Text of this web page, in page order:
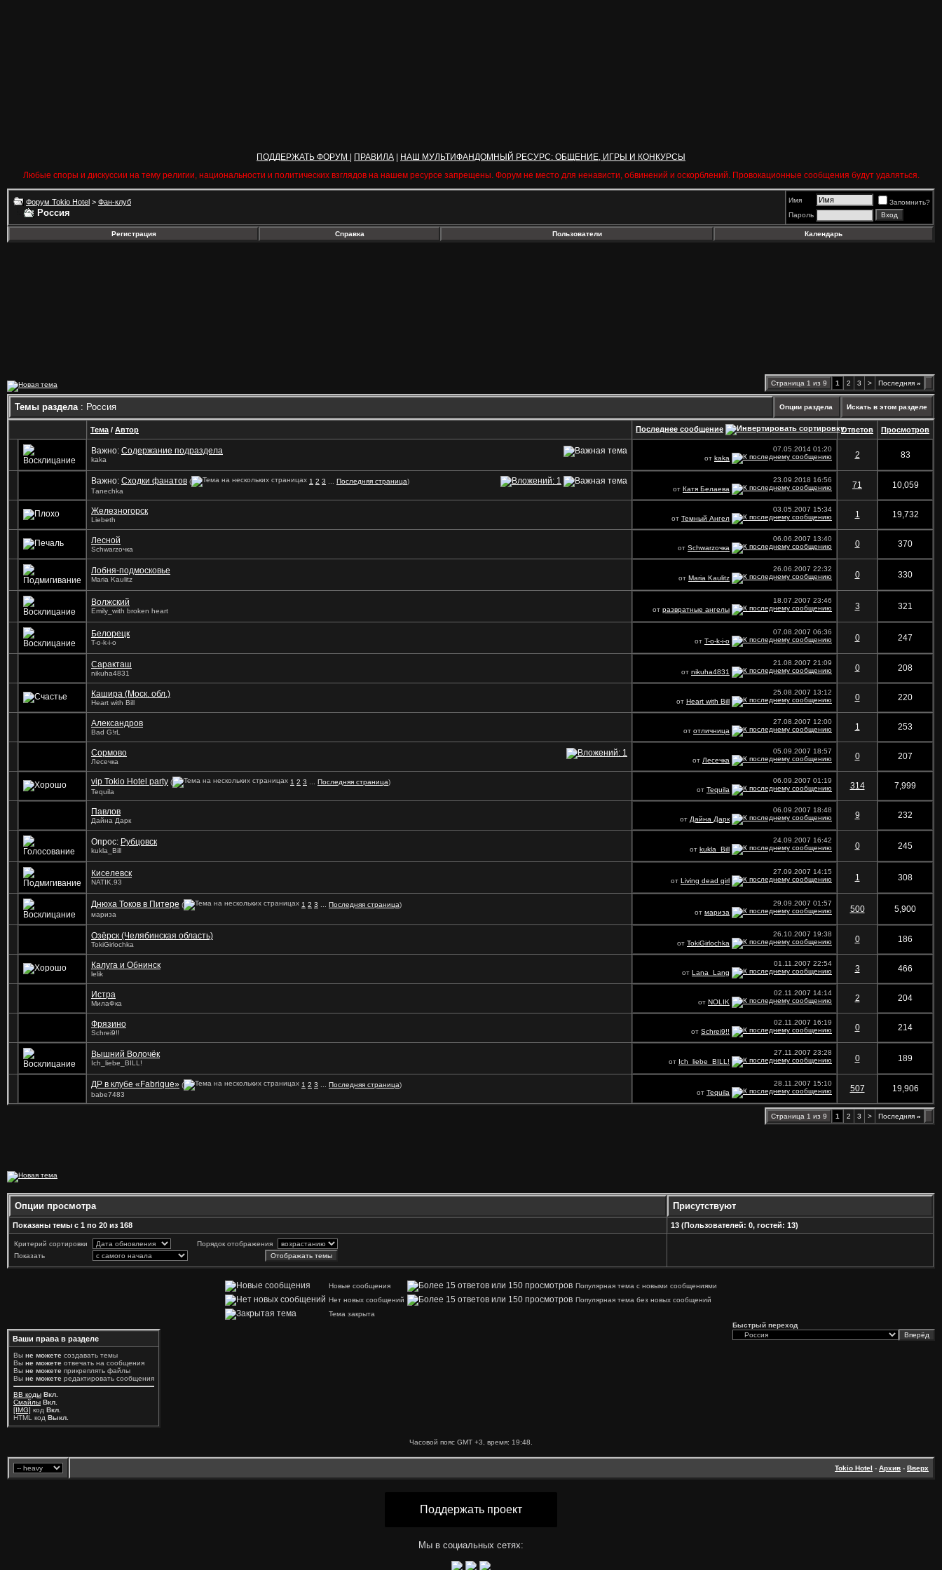
ПОДДЕРЖАТЬ ФОРУМ ПРАВИЛА
НАШ МУЛЬТИФАНДОМНЫЙ РЕСУРС: ОБЩЕНИЕ, ИГРЫ И КОНКУРСЫ
Любые споры и дискуссии на тему религии, национальности и политических взглядов на нашем ресурсе запрещены. Форум не место для ненависти, обвинений и оскорблений. Провокационные сообщения будут удаляться.
Форум Tokio Hotel > Фан-клуб
Россия
Имя
Запомнить?
Пароль
Регистрация Справка Пользователи Календарь
Страница 1 из 9 1 2 3 > Последняя »
Темы раздела: Россия Опции раздела Искать в этом разделе
Тема / Автор Последнее сообщение Ответов Просмотров
Важно: Содержание подраздела
kaka
07.05.2014 01:20
от kaka 2 83
Важно: Сходки фанатов ( 1 2 3 Последняя страница)
Tаnechka
23.09.2018 16:56
от Катя Белаева 71 10,059
Железногорск
Liebeth
03.05.2007 15:34
от Темный Ангел 1 19,732
Лесной
Schwarzочка
06.06.2007 13:40
от Schwarzочка 0 370
Лобня-подмосковье
Maria Kaulitz
26.06.2007 22:32
от Maria Kaulitz 0 330
Волжский
Emily_with broken heart
18.07.2007 23:46
от развратные ангелы 3 321
Белорецк
T-o-k-i-o
07.08.2007 06:36
от T-o-k-i-o 0 247
Саракташ
nikuha4831
21.08.2007 21:09
от nikuha4831 0 208
Кашира (Моск. обл.)
Heart with Bill
25.08.2007 13:12
от Heart with Bill 0 220
Александров
Bad G!rL
27.08.2007 12:00
от отличница 1 253
Сормово
Лесечка
05.09.2007 18:57
от Лесечка 0 207
vip Tokio Hotel party ( 1 2 3 Последняя страница)
Tequila
06.09.2007 01:19
от Tequila 314 7,999
Павлов
Дайна Дарк
06.09.2007 18:48
от Дайна Дарк 9 232
Опрос: Рубцовск
kukla_Bill
24.09.2007 16:42
от kukla_Bill 0 245
Киселевск
NATIK.93
27.09.2007 14:15
от Living dead girl 1 308
Днюха Токов в Питере ( 1 2 3 Последняя страница)
мариза
29.09.2007 01:57
от мариза 500 5,900
Озёрск (Челябинская область)
TokiGirlochka
26.10.2007 19:38
от TokiGirlochka 0 186
Калуга и Обнинск
lelik
01.11.2007 22:54
от Lana_Lang 3 466
Истра
МилаФка
02.11.2007 14:14
от NOLIK 2 204
Фрязино
Schrei9!!
02.11.2007 16:19
от Schrei9!! 0 214
Вышний Волочёк
Ich_liebe_BILL!
27.11.2007 23:28
от Ich_liebe_BILL! 0 189
ДР в клубе «Fabrique» ( 1 2 3 Последняя страница)
babe7483
28.11.2007 15:10
от Tequila 507 19,906
Страница 1 из 9 1 2 3 > Последняя »
Опции просмотра Присутствуют
Показаны темы с 1 по 20 из 168 13 (Пользователей: 0, гостей: 13)
Критерий сортировки
Порядок отображения
Показать
Новые сообщения
Популярная тема с новыми сообщениями
Нет новых сообщений
Популярная тема без новых сообщений
Тема закрыта
Ваши права в разделе
Вы не можете создавать темы
Вы не можете отвечать на сообщения
Вы не можете прикреплять файлы
Вы не можете редактировать сообщения
BB коды Вкл.
Смайлы Вкл.
[IMG] код Вкл.
HTML код Выкл.
Быстрый переход
Часовой пояс GMT +3, время: 19:48
Tokio Hotel - Архив - Вверх
Поддержать проект
Мы в социальных сетях: